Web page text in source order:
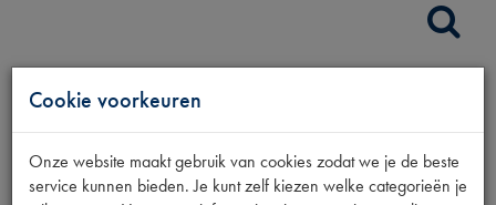
LED SET
RICHTINGAANW.
Cookie voorkeuren
Onze website maakt gebruik van cookies zodat we je de beste
service kunnen bieden. Je kunt zelf kiezen welke categorieën je